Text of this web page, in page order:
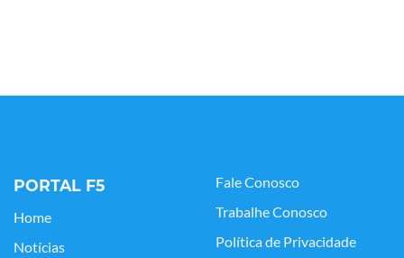
PORTAL F5
Home
Notícias
Fale Conosco
Trabalhe Conosco
Política de Privacidade